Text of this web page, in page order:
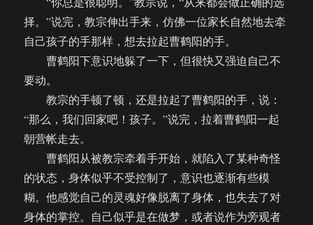
择。”说完，教宗伸出手来，仿佛一位家长自然地去牵
自己孩子的手那样，想去拉起曹鹤阳的手。
曹鹤阳下意识地躲了一下，但很快又强迫自己不
要动。
教宗的手顿了顿，还是拉起了曹鹤阳的手，说：
“那么，我们回家吧！孩子。”说完，拉着曹鹤阳一起
朝营帐走去。
曹鹤阳从被教宗牵着手开始，就陷入了某种奇怪
的状态，身体似乎不受控制了，意识也逐渐有些模
糊。他感觉自己的灵魂好像脱离了身体，也失去了对
身体的掌控。自己似乎是在做梦，或者说作为旁观者